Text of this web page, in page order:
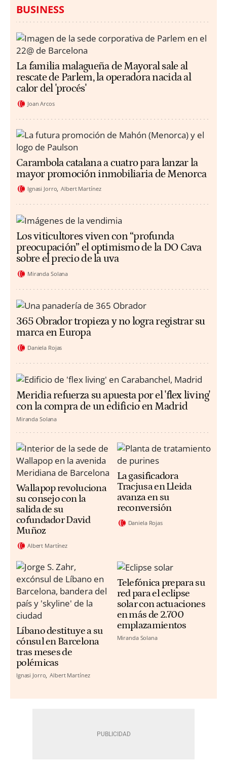
BUSINESS
La familia malagueña de Mayoral sale al
rescate de Parlem, la operadora nacida al
calor del 'procés'
Joan Arcos
Carambola catalana a cuatro para lanzar la
mayor promoción inmobiliaria de Menorca
Ignasi Jorro Albert Martínez
Los viticultores viven con “profunda
preocupación” el optimismo de la DO Cava
sobre el precio de la uva
Miranda Solana
365 Obrador tropieza y no logra registrar su
marca en Europa
Daniela Rojas
Meridia refuerza su apuesta por el 'flex living'
con la compra de un edificio en Madrid
Miranda Solana
Wallapop revoluciona
su consejo con la
salida de su
cofundador David
Muñoz
Albert Martínez
La gasificadora
Tracjusa en Lleida
avanza en su
reconversión
Daniela Rojas
Líbano destituye a su
cónsul en Barcelona
tras meses de
polémicas
Ignasi Jorro Albert Martínez
Telefónica prepara su
red para el eclipse
solar con actuaciones
en más de 2.700
emplazamientos
Miranda Solana